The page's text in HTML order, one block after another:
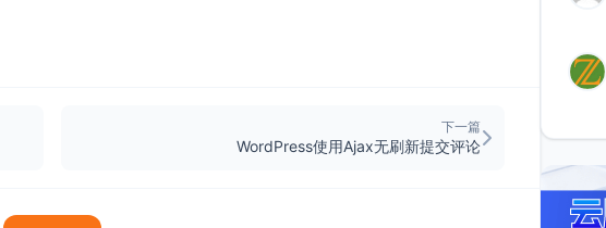
下一篇
WordPress使用Ajax无刷新提交评论